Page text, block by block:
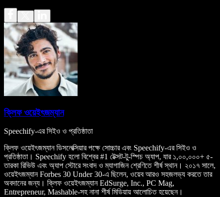
ক্লিফ ওয়েইৎজম্যান
Speechify-এর সিইও ও প্রতিষ্ঠাতা
ক্লিফ ওয়েইৎজম্যান ডিসলেক্সিয়ার পক্ষে সোচ্চার এবং Speechify-এর সিইও ও
প্রতিষ্ঠাতা। Speechify হলো বিশ্বের #1 টেক্সট-টু-স্পিচ অ্যাপ, যার ১,০০,০০০+ ৫-
তারকা রিভিউ এবং অ্যাপ স্টোরে সংবাদ ও ম্যাগাজিন শ্রেণিতে শীর্ষ স্থান। ২০১৭ সালে,
ওয়েইৎজম্যান Forbes 30 Under 30-এ ছিলেন, ওয়েব আরও সহজলভ্য করতে তার
অবদানের জন্য। ক্লিফ ওয়েইৎজম্যান EdSurge, Inc., PC Mag,
Entrepreneur, Mashable-সহ নানা শীর্ষ মিডিয়ায় আলোচিত হয়েছেন।